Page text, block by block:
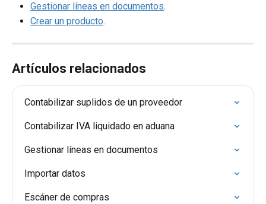
Gestionar líneas en documentos.
Crear un producto.
Artículos relacionados
Contabilizar suplidos de un proveedor
Contabilizar IVA liquidado en aduana
Gestionar líneas en documentos
Importar datos
Escáner de compras